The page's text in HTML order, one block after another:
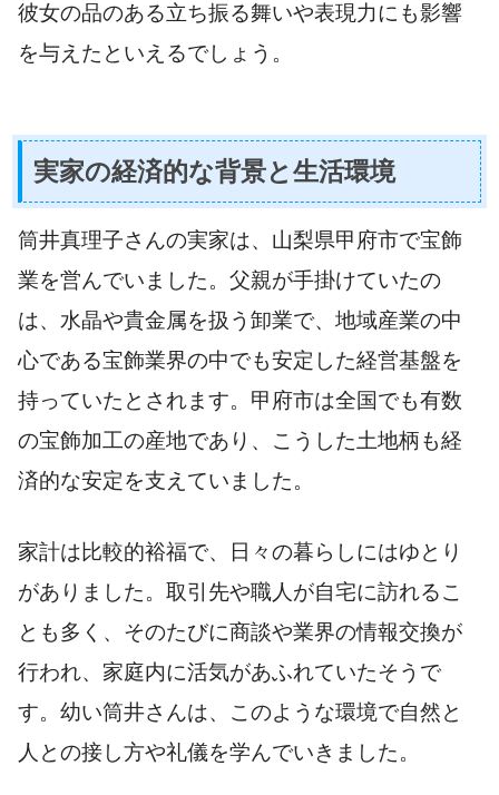
彼女の品のある立ち振る舞いや表現力にも影響
を与えたといえるでしょう。
実家の経済的な背景と生活環境
筒井真理子さんの実家は、山梨県甲府市で宝飾
業を営んでいました。父親が手掛けていたの
は、水晶や貴金属を扱う卸業で、地域産業の中
心である宝飾業界の中でも安定した経営基盤を
持っていたとされます。甲府市は全国でも有数
の宝飾加工の産地であり、こうした土地柄も経
済的な安定を支えていました。
家計は比較的裕福で、日々の暮らしにはゆとり
がありました。取引先や職人が自宅に訪れるこ
とも多く、そのたびに商談や業界の情報交換が
行われ、家庭内に活気があふれていたそうで
す。幼い筒井さんは、このような環境で自然と
人との接し方や礼儀を学んでいきました。